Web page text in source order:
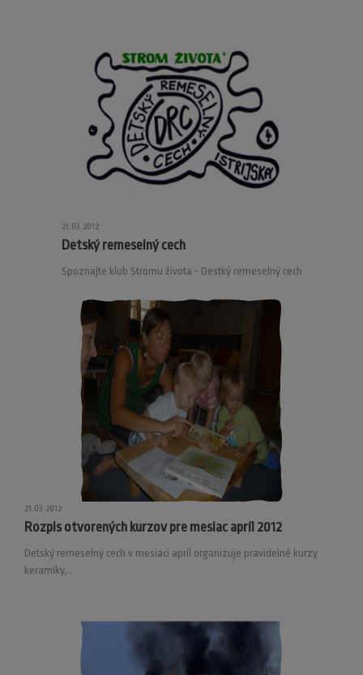
21.03.2012
Detský remeselný cech
Spoznajte klub Stromu života - Destký remeselný cech
21.03.2012
Rozpis otvorených kurzov pre mesiac apríl 2012
Detský remeselný cech v mesiaci apríl organizuje pravidelné kurzy
keramiky,...